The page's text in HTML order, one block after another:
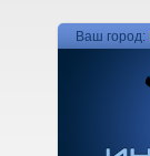
Ваш город: